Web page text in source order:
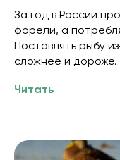
За год в России
форели, а
Поставлять рыбу
сложнее и дороже.
Читать